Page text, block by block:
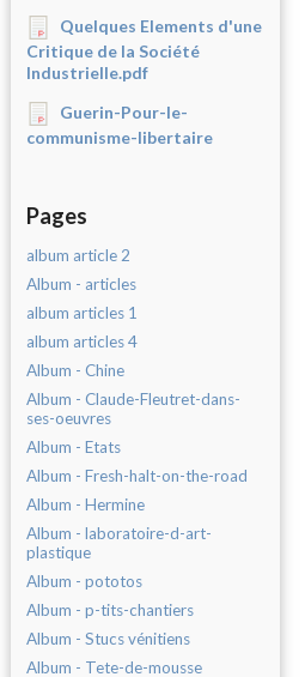
Quelques Elements d'une
Critique de la Société
Industrielle.pdf
Guerin-Pour-le-
communisme-libertaire
Pages
album article 2
Album - articles
album articles 1
album articles 4
Album - Chine
Album - Claude-Fleutret-dans-
ses-oeuvres
Album - Etats
Album - Fresh-halt-on-the-road
Album - Hermine
Album - laboratoire-d-art-
plastique
Album - pototos
Album - p-tits-chantiers
Album - Stucs vénitiens
Album - Tete-de-mousse